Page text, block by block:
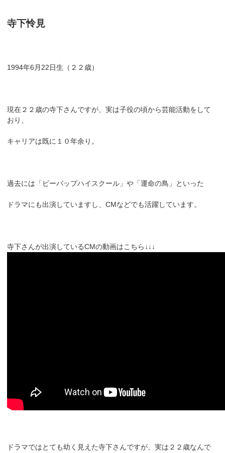
寺下怜見
1994年6月22日生（２２歳）
現在２２歳の寺下さんですが、実は子役の頃から芸能活動をして
おり、
キャリアは既に１０年余り。
過去には「ビーバップハイスクール」や「運命の鳥」といった
ドラマにも出演していますし、CMなどでも活躍しています。
寺下さんが出演しているCMの動画はこちら↓↓↓
ドラマではとても幼く見えた寺下さんですが、実は２２歳なんで